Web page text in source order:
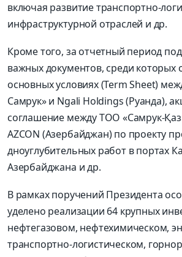
включая развитие транспортно-
инфраструктурной отраслей и др.
Кроме того, за отчетный период
важных документов, среди которых
основных условиях (Term Sheet)
Самрук» и Ngali Holdings (Руанда),
соглашение между ТОО «Самрук-
AZCON (Азербайджан) по проекту
дноуглубительных работ в портах
Азербайджана и др.
В рамках поручений Президента
уделено реализации 64 крупных
нефтегазовом, нефтехимическом,
транспортно-логистическом,